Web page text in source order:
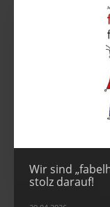
Wir sind
stolz darauf!